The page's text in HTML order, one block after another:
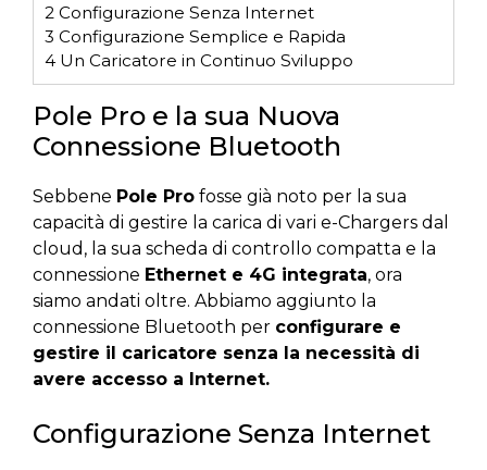
2 Configurazione Senza Internet
3 Configurazione Semplice e Rapida
4 Un Caricatore in Continuo Sviluppo
Pole Pro e la sua Nuova
Connessione Bluetooth
Sebbene Pole Pro fosse già noto per la sua
capacità di gestire la carica di vari e-Chargers dal
cloud, la sua scheda di controllo compatta e la
connessione Ethernet e 4G integrata, ora
siamo andati oltre. Abbiamo aggiunto la
connessione Bluetooth per configurare e
gestire il caricatore senza la necessità di
avere accesso a Internet.
Configurazione Senza Internet